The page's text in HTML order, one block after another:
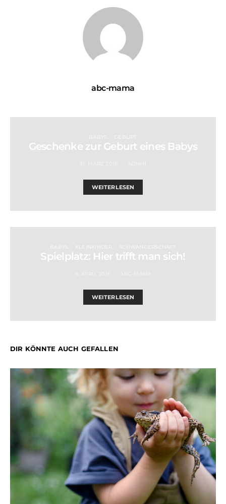
abc-mama
BABYS
Geschenke zur Geburt eines Babys
WEITERLESEN
BABYS KLEINKINDER SCHWANGERSCHAFT
Spielplatz: Hier trifft man sich!
WEITERLESEN
DIR KÖNNTE AUCH GEFALLEN